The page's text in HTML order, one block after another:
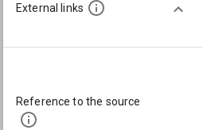
External links
Reference to the source